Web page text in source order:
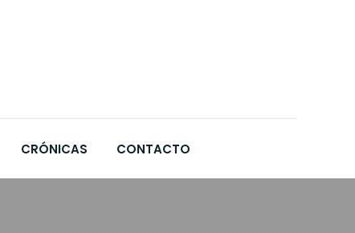
CRÓNICAS CONTACTO